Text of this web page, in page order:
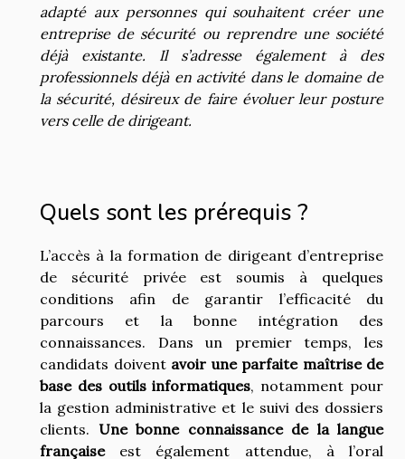
adapté aux personnes qui souhaitent créer une
entreprise de sécurité ou reprendre une société
déjà existante. Il s’adresse également à des
professionnels déjà en activité dans le domaine de
la sécurité, désireux de faire évoluer leur posture
vers celle de dirigeant.
Quels sont les prérequis ?
L’accès à la formation de dirigeant d’entreprise
de sécurité privée est soumis à quelques
conditions afin de garantir l’efficacité du
parcours et la bonne intégration des
connaissances. Dans un premier temps, les
candidats doivent avoir une parfaite maîtrise de
base des outils informatiques, notamment pour
la gestion administrative et le suivi des dossiers
clients. Une bonne connaissance de la langue
française est également attendue, à l’oral